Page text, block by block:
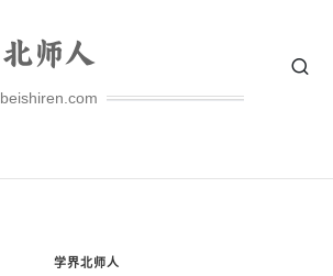
beishiren.com
学界北师人